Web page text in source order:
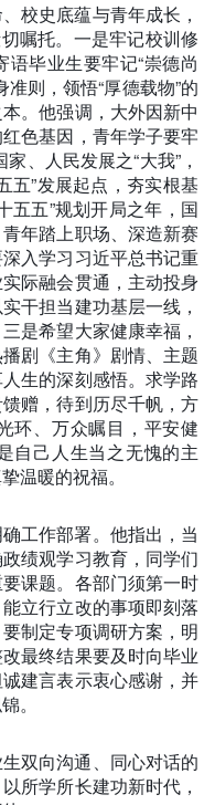
校史底蕴与青年成长，
嘱托。一是牢记校训修
语毕业生要牢记“崇德尚
则，领悟“厚德载物”的
。他强调，大外因新中
色基因，青年学子要牢
、人民发展之“大我”，
五”发展起点，夯实根基
五五”规划开局之年，国
年踏上职场、深造新赛
入学习习近平总书记重
际融会贯通，主动投身
干担当建功基层一线，
是希望大家健康幸福 ，
剧《主角》剧情、主题
生的深刻感悟。求学路
赠，待到历尽千帆，方
环、万众瞩目，平安健
自己人生当之无愧的主
温暖的祝福。
工作部署。他指出，当
绩观学习教育，同学们
课题。各部门须第一时
立行立改的事项即刻落
制定专项调研方案，明
最终结果要及时向毕业
建言表示衷心感谢，并
。
双向沟通、同心对话的
所学所长建功新时代，